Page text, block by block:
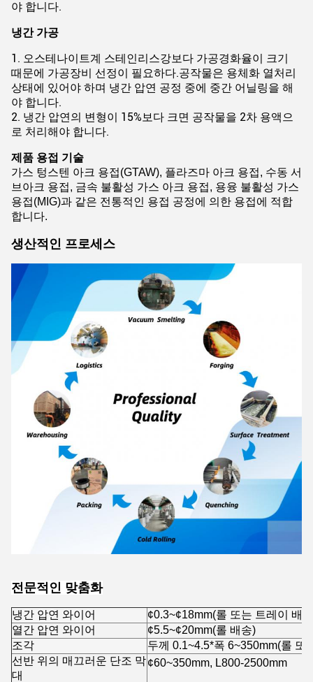
야 합니다.
냉간 가공
1. 오스테나이트계 스테인리스강보다 가공경화율이 크기
때문에 가공장비 선정이 필요하다.공작물은 용체화 열처리
상태에 있어야 하며 냉간 압연 공정 중에 중간 어닐링을 해
야 합니다.
2. 냉간 압연의 변형이 15%보다 크면 공작물을 2차 용액으
로 처리해야 합니다.
제품 용접 기술
가스 텅스텐 아크 용접(GTAW), 플라즈마 아크 용접, 수동 서
브아크 용접, 금속 불활성 가스 아크 용접, 용융 불활성 가스
용접(MIG)과 같은 전통적인 용접 공정에 의한 용접에 적합
합니다.
생산적인 프로세스
전문적인 맞춤화
냉간 압연 와이어
¢0.3~¢18mm(롤 또는 트레이 배
열간 압연 와이어
¢5.5~¢20mm(롤 배송)
조각
두께 0.1~4.5*폭 6~350mm(롤 또
선반 위의 매끄러운 단조 막
대
¢60~350mm, L800-2500mm